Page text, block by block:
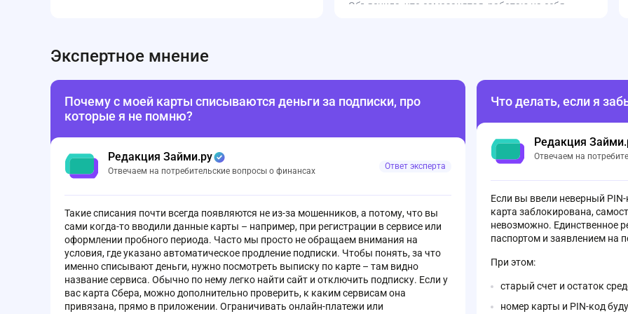
Объяснила, что самозанятая, работаю на себя.
сталкиваюсь с таким отношением — без уважения,
без логики, без желания помочь. Уехала с чувством
унижения и злости. Ни в одном банке мне не
приходилось оправдываться за свой статус.
Экспертное мнение
Почему с моей карты списываются деньги за подписки, про
которые я не помню?
Редакция Займи.ру
Отвечаем на потребительские вопросы о финансах
Ответ эксперта
Такие списания почти всегда появляются не из-за мошенников, а потому, что вы
сами когда-то вводили данные карты – например, при регистрации в сервисе или
оформлении пробного периода. Часто мы просто не обращаем внимания на
условия, где указано автоматическое продление подписки. Чтобы понять, за что
именно списывают деньги, нужно посмотреть выписку по карте – там видно
название сервиса. Обычно по нему легко найти сайт и отключить подписку. Если у
вас карта Сбера, можно дополнительно проверить, к каким сервисам она
привязана, прямо в приложении. Ограничивать онлайн-платежи или
Что делать, если я
Редакция
Отвечаем на
Если вы ввели неверный PIN-
карта заблокирована,
невозможно. Единственное
паспортом и заявлением на
При этом:
старый счет и остаток
номер карты и PIN-код